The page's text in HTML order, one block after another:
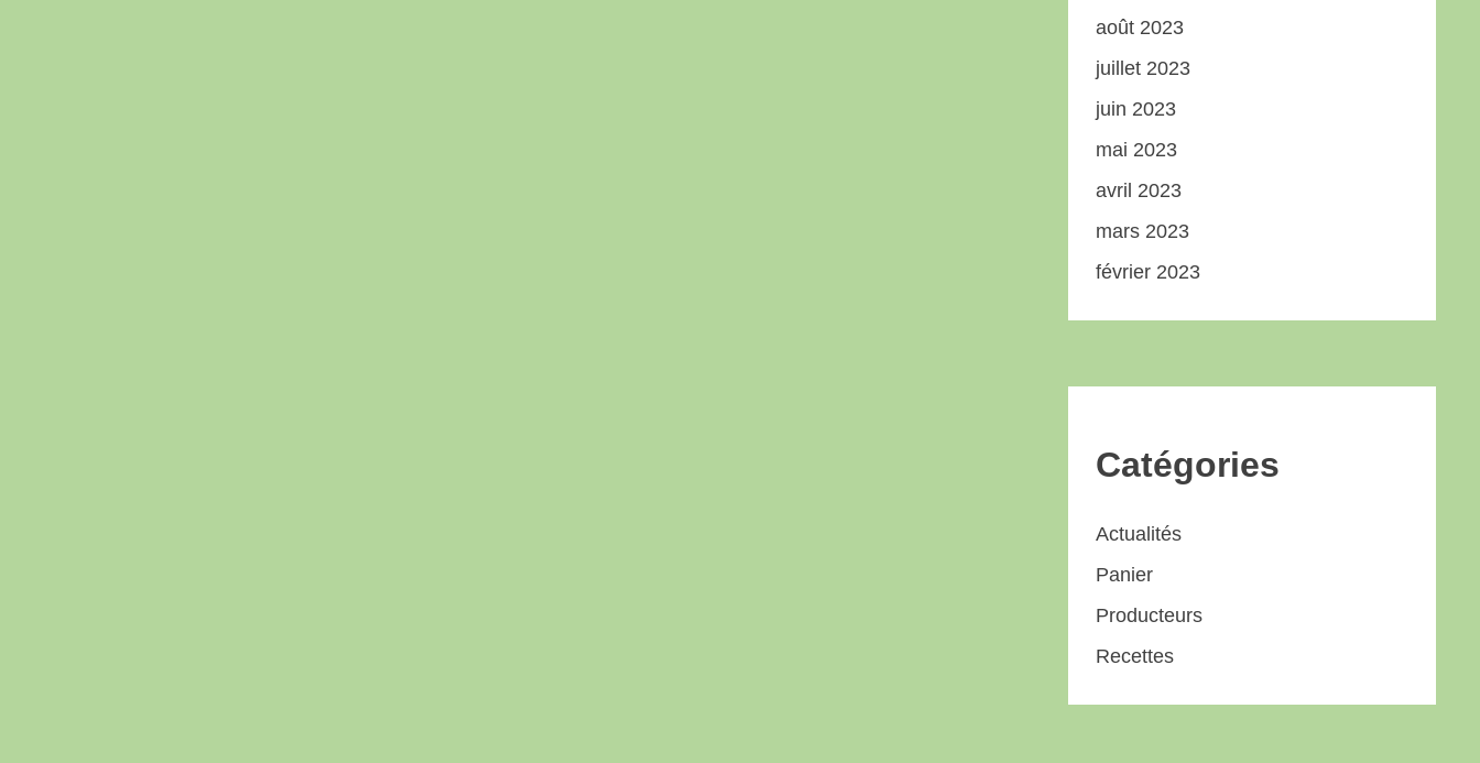
août 2023
juillet 2023
juin 2023
mai 2023
avril 2023
mars 2023
février 2023
Catégories
Actualités
Panier
Producteurs
Recettes